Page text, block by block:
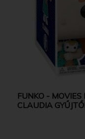
FUNKO -
CLAUDIA